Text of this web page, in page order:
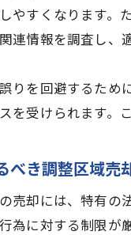
やすくなります。
連情報を調査し、
りを回避するため
を受けられます。
べき調整区域売
売却には、特有の
為に対する制限が